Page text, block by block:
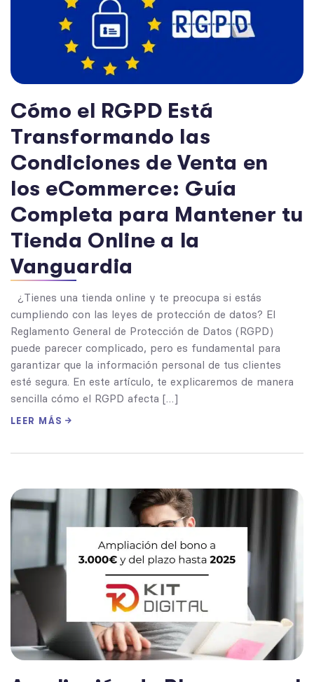
Cómo el RGPD Está
Transformando las
Condiciones de Venta en
los eCommerce: Guía
Completa para Mantener tu
Tienda Online a la
Vanguardia
¿Tienes una tienda online y te preocupa si estás
cumpliendo con las leyes de protección de datos? El
Reglamento General de Protección de Datos (RGPD)
puede parecer complicado, pero es fundamental para
garantizar que la información personal de tus clientes
esté segura. En este artículo, te explicaremos de manera
sencilla cómo el RGPD afecta […]
LEER MÁS